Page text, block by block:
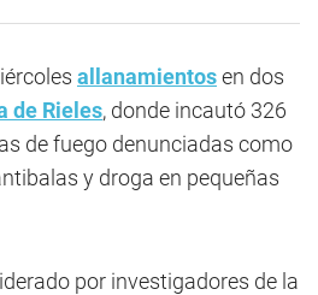
allanamientosen dos
de Rieles, donde incautó 326
de fuego denunciadas como
y droga en pequeñas
por investigadores de la